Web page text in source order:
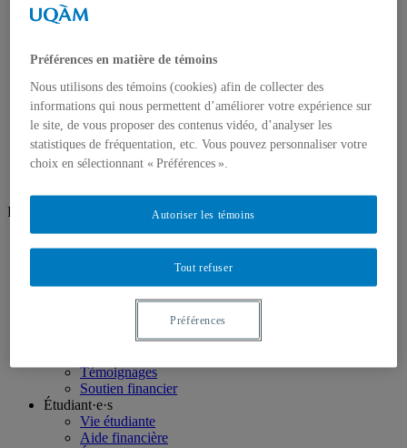
Ateliers/Laboratoires
Informatique
Sculpture
Audio/vidéo
Art d’impression
Photographie
Prêt et location
Nous joindre
Réseaux sociaux
Futur·e·s étudiant·e·s
Pourquoi choisir le programme
Étudiant·e·s de l'international
Demande d’admission
Témoignages
Soutien financier
Étudiant·e·s
Vie étudiante
Aide financière
Préférences en matière de témoins
Nous utilisons des témoins (cookies) afin de collecter des
informations qui nous permettent d’améliorer votre expérience sur
le site, de vous proposer des contenus vidéo, d’analyser les
statistiques de fréquentation, etc. Vous pouvez personnaliser votre
choix en sélectionnant « Préférences ».
Tout refuser
Autoriser les témoins
Préférences